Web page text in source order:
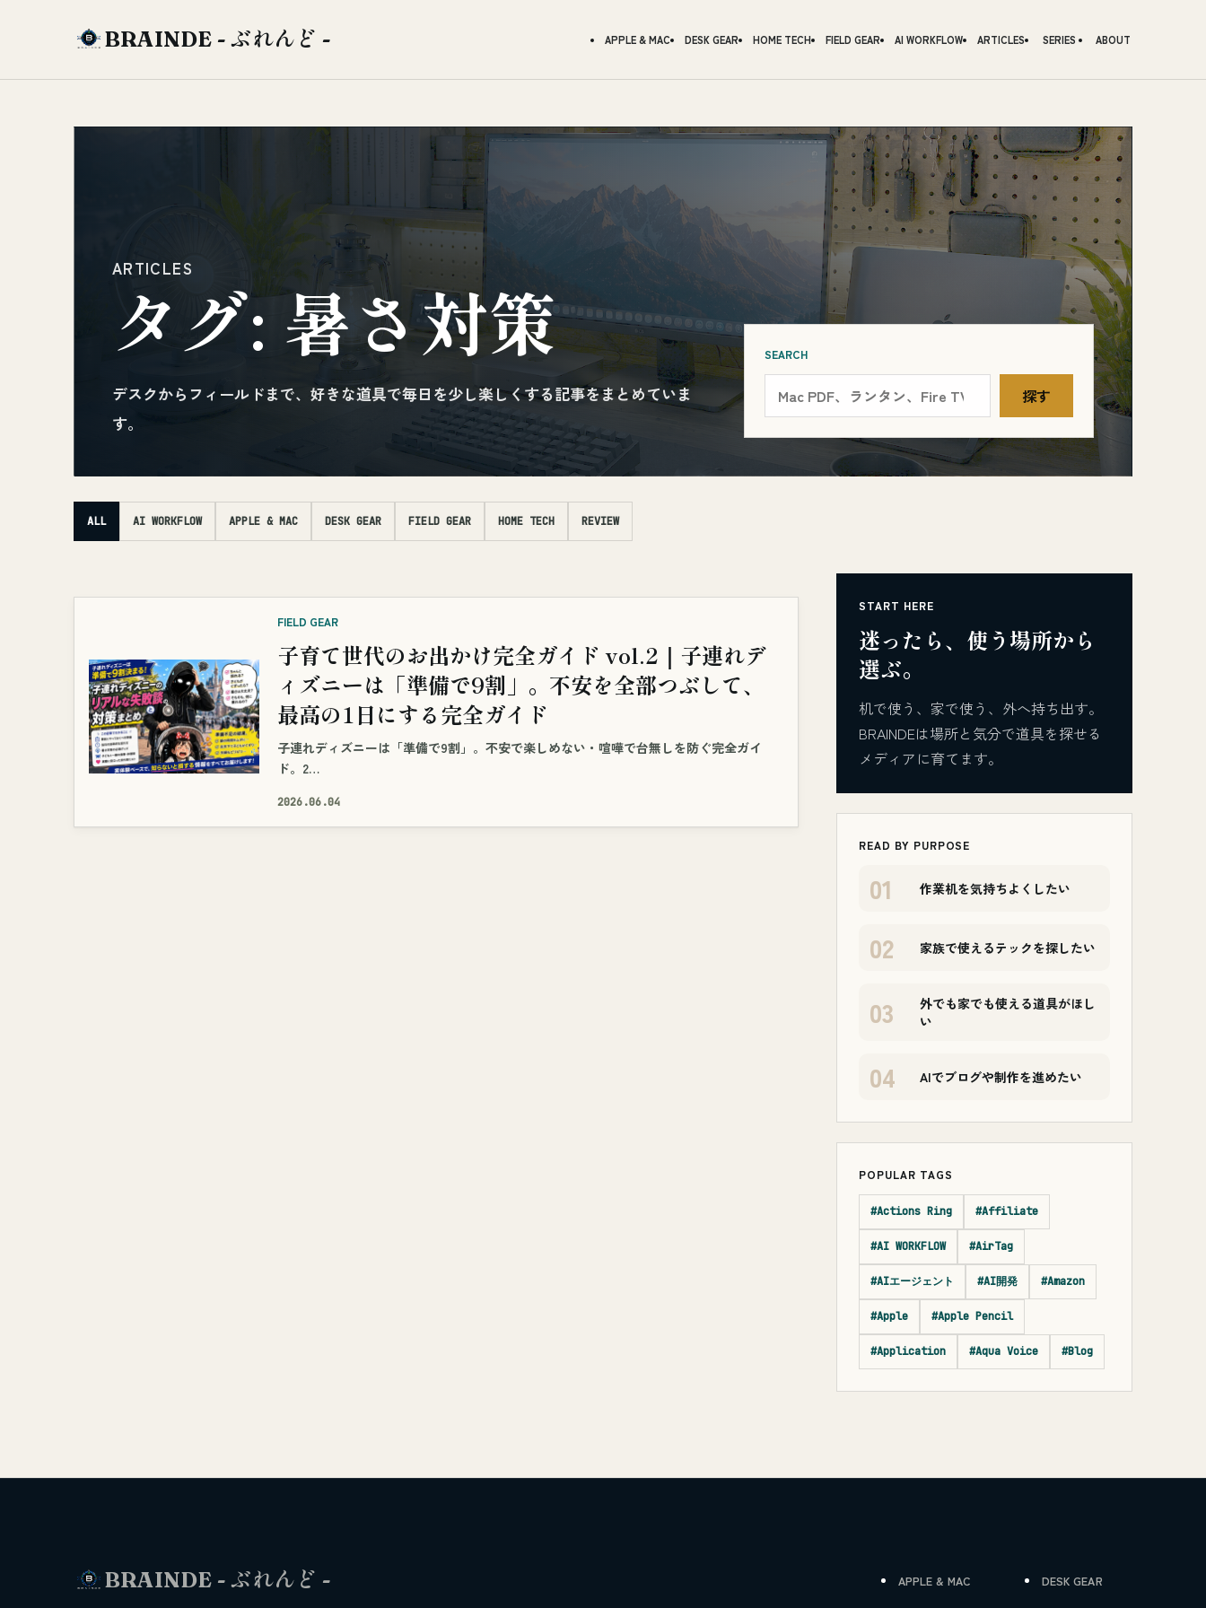
BRAINDE - ぶれんど - APPLE & MAC DESK GEAR HOME TECH FIELD GEAR AI WORKFLOW ARTICLES SERIES ABOUT
ARTICLES
タグ:暑さ対策
デスクからフィールドまで、好きな道具で毎日を少し楽しくする記事をまとめていま
す。
SEARCH
探す
ALL AI WORKFLOW APPLE & MAC DESK GEAR FIELD GEAR HOME TECH REVIEW
FIELD GEAR
子育て世代のお出かけ完全ガイド vol.2｜子連れデ
ィズニーは「準備で9割」。不安を全部つぶして、
最高の1日にする完全ガイド
子連れディズニーは「準備で9割」。不安で楽しめない・喧嘩で台無しを防ぐ完全ガイ
ド。2…
2026.06.04
START HERE
迷ったら、使う場所から
選ぶ。
机で使う、家で使う、外へ持ち出す。
BRAINDEは場所と気分で道具を探せる
メディアに育てます。
READ BY PURPOSE
01 作業机を気持ちよくしたい
02 家族で使えるテックを探したい
03
外でも家でも使える道具がほし
い
04 AIでブログや制作を進めたい
POPULAR TAGS
#Actions Ring #Affiliate
#AI WORKFLOW #AirTag
#AIエージェント #AI開発 #Amazon
#Apple #Apple Pencil
#Application #Aqua Voice #Blog
BRAINDE - ぶれんど - APPLE & MAC
DESK GEAR